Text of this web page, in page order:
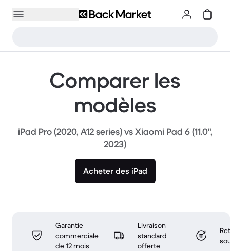
Comparer les
modèles
iPad Pro (2020, A12 series) vs Xiaomi Pad 6 (11.0",
2023)
Acheter des iPad
Garantie
commerciale
de 12 mois
Livraison
standard
offerte